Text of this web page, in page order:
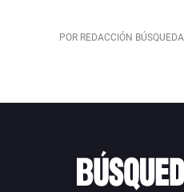
POR REDACCIÓN BÚSQUEDA